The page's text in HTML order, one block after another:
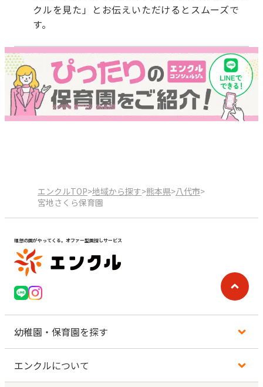
クルを見た」とお伝えいただけるとスムーズで
す。
エンクルTOP>地域から探す>熊本県>八代市>
宮地さくら保育園
理想の園がやってくる。オファー型園探しサービス
幼稚園・保育園を探す
エンクルについて